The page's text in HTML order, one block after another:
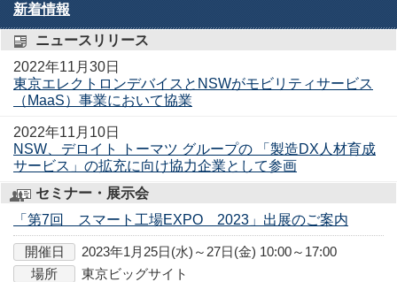
新着情報
ニュースリリース
2022年11月30日
東京エレクトロンデバイスとNSWがモビリティサービス
（MaaS）事業において協業
2022年11月10日
NSW、デロイト トーマツ グループの 「製造DX人材育成
サービス」の拡充に向け協力企業として参画
セミナー・展示会
「第7回 スマート工場EXPO 2023」出展のご案内
開催日
2023年1月25日(水)～27日(金) 10:00～17:00
場所
東京ビッグサイト